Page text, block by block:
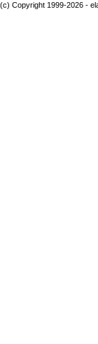
(c) Copyright 1999-2026 -